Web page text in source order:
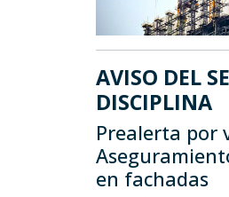
AVISO DEL
DISCIPLINA
Prealerta por
en fachadas